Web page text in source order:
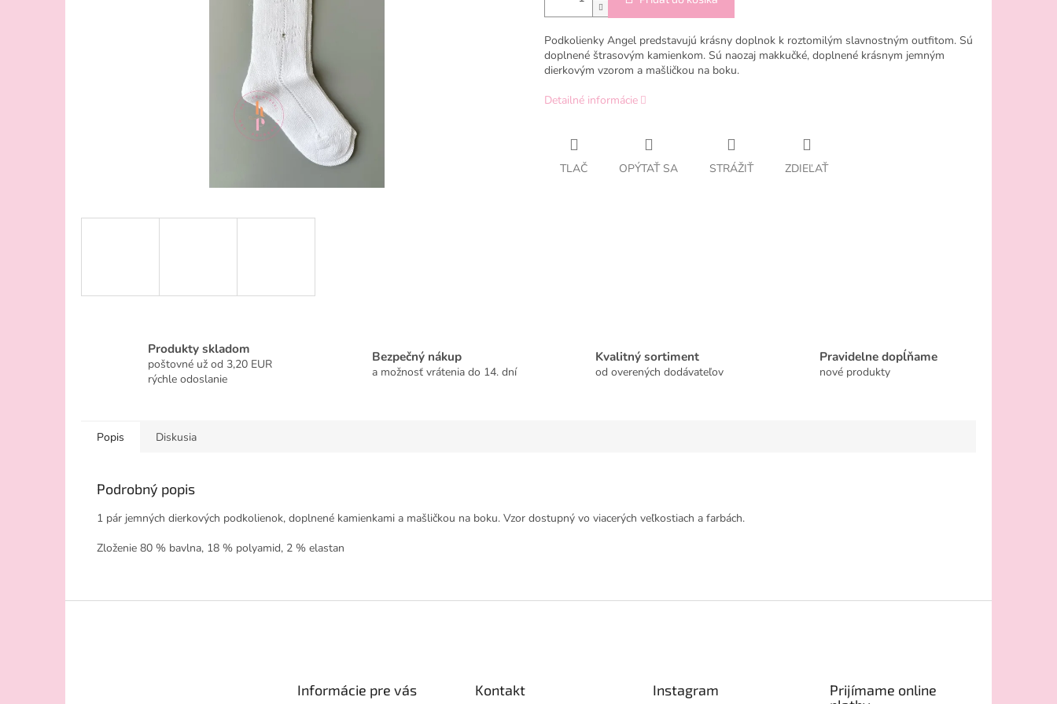
Podkolienky Angel predstavujú krásny doplnok k roztomilým slavnostným outfitom. Sú
doplnené štrasovým kamienkom. Sú naozaj makkučké, doplnené krásnym jemným
dierkovým vzorom a mašličkou na boku.
Detailné informácie
TLAČ OPÝTAŤ SA STRÁŽIŤ ZDIEĽAŤ
Produkty skladom
poštovné už od 3,20 EUR
rýchle odoslanie
Bezpečný nákup
a možnosť vrátenia do 14. dní
Kvalitný sortiment
od overených dodávateľov
Pravidelne dopĺňame
nové produkty
Popis Diskusia
Podrobný popis
1 pár jemných dierkových podkolienok, doplnené kamienkami a mašličkou na boku. Vzor dostupný vo viacerých veľkostiach a farbách.
Zloženie 80 % bavlna, 18 % polyamid, 2 % elastan
Informácie pre vás Kontakt Instagram
Prijímame online